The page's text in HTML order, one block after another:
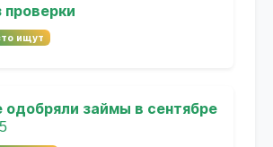
проверки
ищут
одобряли займы в сентябре